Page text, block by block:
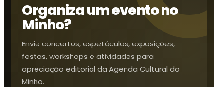
Organiza um evento no
Minho?
Envie concertos, espetáculos, exposições,
festas, workshops e atividades para
apreciação editorial da Agenda Cultural do
Minho.